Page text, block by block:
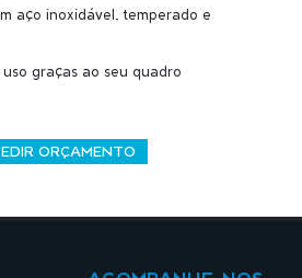
aço inoxidável, temperado e
graças ao seu quadro
ORÇAMENTO